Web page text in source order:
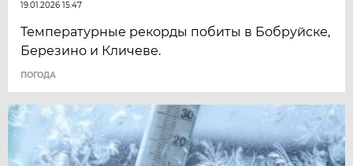
19.01.2026 15:47
Температурные рекорды побиты в Бобруйске,
Березино и Кличеве.
ПОГОДА